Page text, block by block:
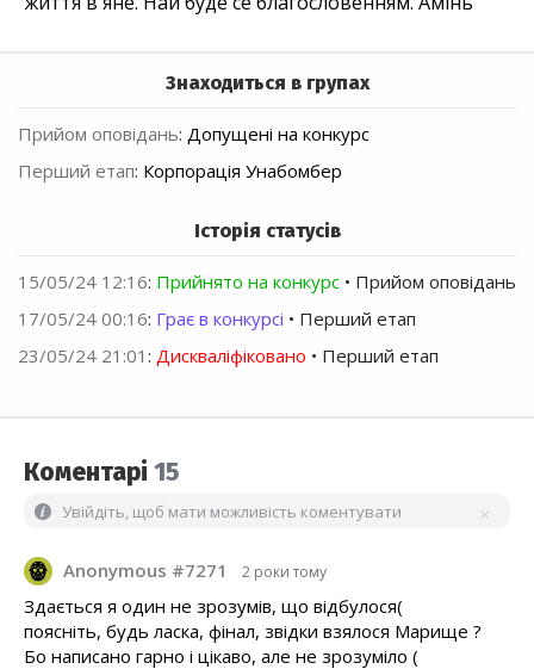
Знаходиться в групах
Прийом оповідань: Допущені на конкурс
Перший етап: Корпорація Унабомбер
Історія статусів
15/05/24 12:16: Прийнято на конкурс • Прийом оповідань
17/05/24 00:16: Грає в конкурсі • Перший етап
23/05/24 21:01 : Дискваліфіковано • Перший етап
Коментарі 15
Увійдіть, щоб мати можливість коментувати
Anonymous #7271 2 роки тому
Здається я один не зрозумів, що відбулося(
поясніть, будь ласка, фінал, звідки взялося Марище ?
Бо написано гарно і цікаво, але не зрозуміло (